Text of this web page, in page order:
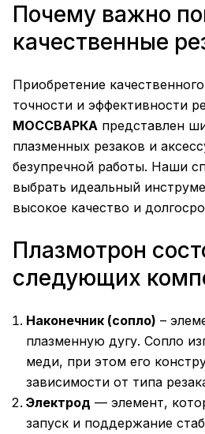
Почему важно
качественные
Приобретение
точности и эффективности
МОССВАРКА представлен
плазменных резаков и
безупречной работы. Наши
выбрать идеальный
высокое качество и
Плазмотрон
следующих
Наконечник (сопло) –
плазменную дугу. Сопло
меди, при этом его
зависимости от типа
Электрод — элемент,
запуск и поддержание